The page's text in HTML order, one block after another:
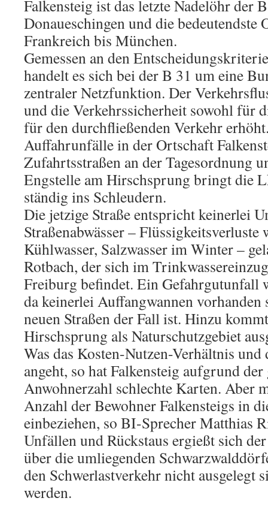
Falkensteig ist das letzte Nadelöhr der
Donaueschingen und die bedeutendste
Frankreich bis München.
Gemessen an den
handelt es sich bei der B 31 um eine
zentraler Netzfunktion. Der
und die Verkehrssicherheit sowohl für
für den durchfließenden Verkehr
Auffahrunfälle in der Ortschaft
Zufahrtsstraßen an der Tagesordnung
Engstelle am Hirschsprung bringt die
ständig ins Schleudern.
Die jetzige Straße entspricht keinerlei
Straßenabwässer –
Kühlwasser, Salzwasser im Winter –
Rotbach, der sich im
Freiburg befindet. Ein Gefahrgutunfall
da keinerlei Auffangwannen vorhanden
neuen Straßen der Fall ist. Hinzu
Hirschsprung als Naturschutzgebiet
Was das Kosten-Nutzen-Verhältnis
angeht, so hat Falkensteig aufgrund
Anwohnerzahl schlechte Karten. Aber
Anzahl der Bewohner Falkensteigs in
einbeziehen, so BI-Sprecher Matthias
Unfällen und Rückstaus ergießt sich
über die umliegenden
den Schwerlastverkehr nicht ausgelegt
werden.